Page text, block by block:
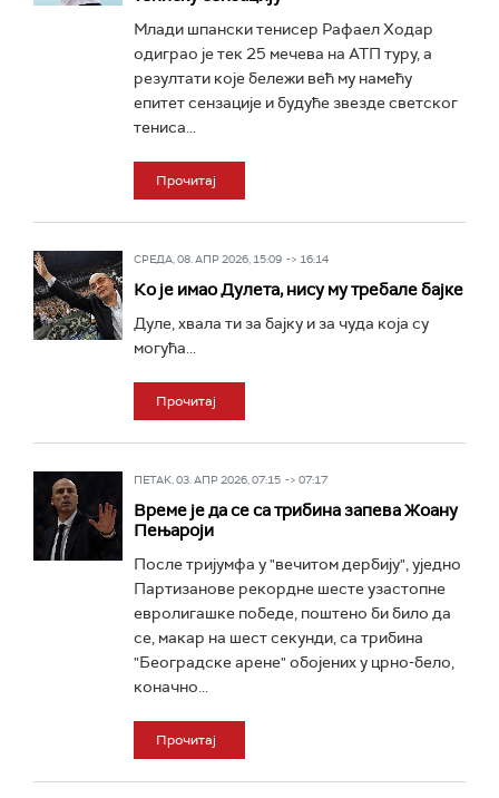
Млади шпански тенисер Рафаел Ходар
одиграо је тек 25 мечева на АТП туру, а
резултати које бележи већ му намећу
епитет сензације и будуће звезде светског
тениса...
Прочитај
СРЕДА, 08. АПР 2026, 15:09 -> 16:14
Ко је имао Дулета, нису му требале бајке
Дуле, хвала ти за бајку и за чуда која су
могућа...
Прочитај
ПЕТАК, 03. АПР 2026, 07:15 -> 07:17
Време је да се са трибина запева Жоану
Пењароји
После тријумфа у "вечитом дербију", уједно
Партизанове рекордне шесте узастопне
евролигашке победе, поштено би било да
се, макар на шест секунди, са трибина
"Београдске арене" обојених у црно-бело,
коначно...
Прочитај